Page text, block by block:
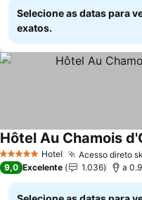
Selecione as datas para
exatos.
5 Estrelas Hotel Acesso direto
Hôtel Au Chamois
9,0 Excelente 1.036 a